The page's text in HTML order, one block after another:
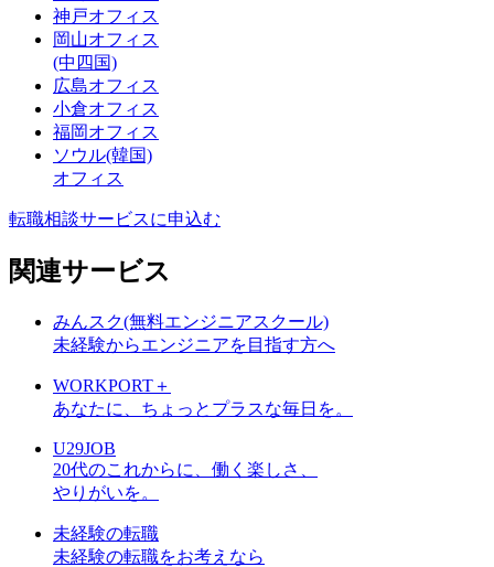
神戸オフィス
岡山オフィス
(中四国)
広島オフィス
小倉オフィス
福岡オフィス
ソウル(韓国)
オフィス
転職相談サービスに申込む
関連サービス
みんスク(無料エンジニアスクール)
未経験からエンジニアを目指す方へ
WORKPORT＋
あなたに、ちょっとプラスな毎日を。
U29JOB
20代のこれからに、働く楽しさ、
やりがいを。
未経験の転職
未経験の転職をお考えなら